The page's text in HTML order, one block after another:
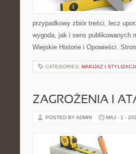
przypadkowy zbiór treści, lecz
wygoda, jak i sens publikowanych
Wiejskie Historie i Opowieści.
CATEGORIES: MAKIJAŻ I
ZAGROŻENIA I
POSTED BY ADMIN MAJ - 1 -